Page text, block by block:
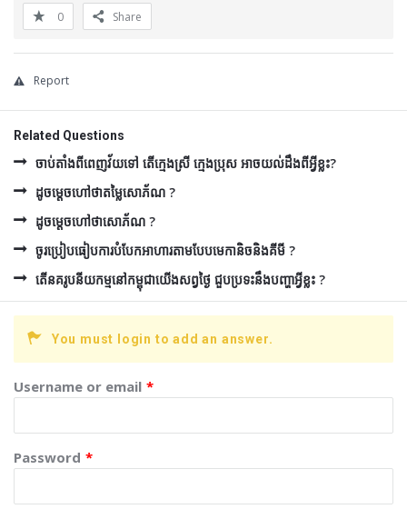
0 Share
Report
Related Questions
ចាប់តាំងពីពេញវ័យទៅ តើក្មេងស្រី ក្មេងប្រុស អាចយល់ដឹងពីអ្វីខ្លះ?
ដូចម្ដេចហៅថាតម្លៃសោភ័ណ ?
ដូចម្ដេចហៅថាសោភ័ណ ?
ចូរប្រៀបធៀបការបំបែកអាហារតាមបែបមេកានិចនិងគីមី ?
តើនគរូបនីយកម្មនៅកម្ពុជាយើងសព្វថ្ងៃ ជួបប្រទះនឹងបញ្ហាអ្វីខ្លះ ?
You must login to add an answer.
Username or email *
Password *